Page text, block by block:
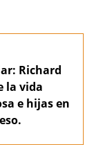
Richard
la vida
e hijas en